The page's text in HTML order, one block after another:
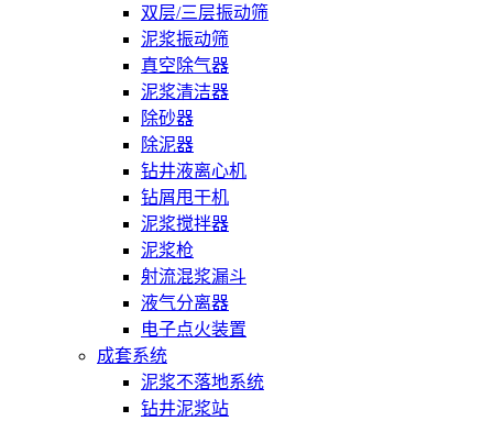
双层/三层振动筛
泥浆振动筛
真空除气器
泥浆清洁器
除砂器
除泥器
钻井液离心机
钻屑甩干机
泥浆搅拌器
泥浆枪
射流混浆漏斗
液气分离器
电子点火装置
成套系统
泥浆不落地系统
钻井泥浆站